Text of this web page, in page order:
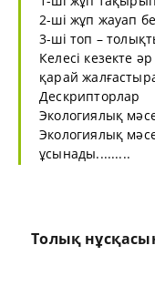
2-ші жұп жауап
3-ші топ –
Келесі кезекте
қарай
Дескрипторлар
Экологиялық
Экологиялық
ұсынады.........
Толық